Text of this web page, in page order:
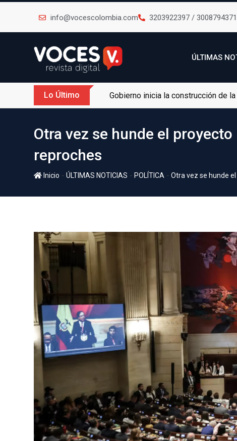
info@vocescolombia.com 3203922397 / 3008794371
ÚLTIMAS
Lo Último Gobierno inicia la construcción de la
Otra vez se hunde el
reproches
Inicio - ÚLTIMAS NOTICIAS - POLÍTICA - Otra vez se hunde